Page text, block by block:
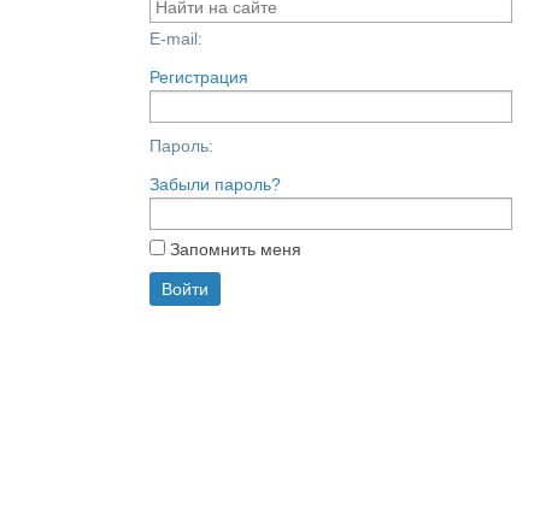
E-mail:
Регистрация
Пароль:
Забыли пароль?
Запомнить меня